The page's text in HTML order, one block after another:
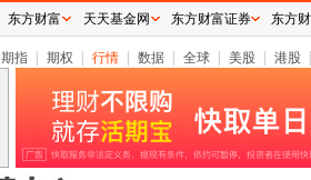
期指 | 期权 | 行情 | 数据 | 全球 | 美股 | 港股
东方财富 天天基金网 东方财富证券 东方